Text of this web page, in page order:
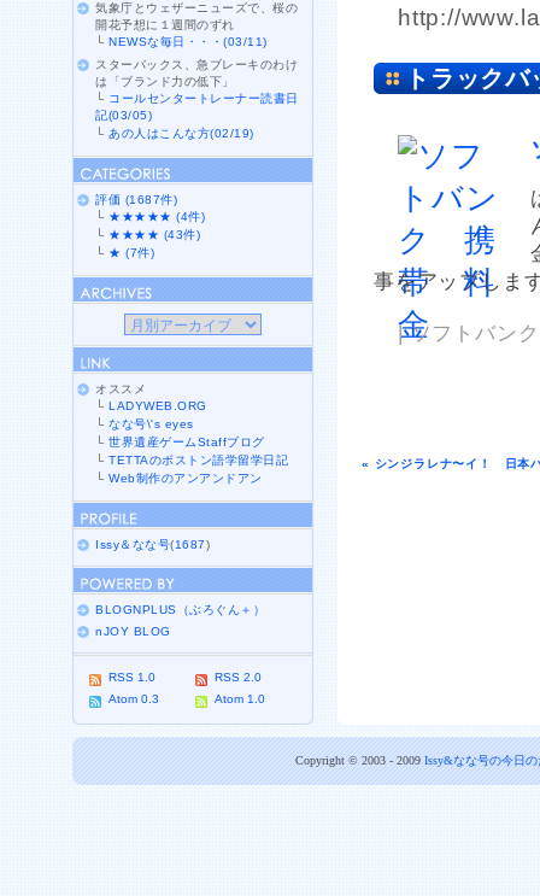
http://
トラックバ
事をアップしま
| ソフトバン
« シンジラレナ〜イ！ 日本
気象庁とウェザーニューズで、桜の
開花予想に１週間のずれ
└NEWSな毎日・・・(03/11)
スターバックス、急ブレーキのわけ
は「ブランド力の低下」
└ コールセンタートレーナー読書日
記(03/05)
└ あの人はこんな方(02/19)
評価 (1687件)
└ ★★★★★ (4件)
└ ★★★★ (43件)
└ ★ (7件)
オススメ
└LADYWEB.ORG
└なな号\'s eyes
└世界遺産ゲームStaffブログ
└TETTAのボストン語学留学日記
└Web制作のアンアンドアン
Issy＆なな号(1687)
BLOGNPLUS（ぶろぐん＋）
nJOY BLOG
RSS 1.0
RSS 2.0
Atom 0.3
Atom 1.0
Copyright © 2003 - 2009 Issy&なな号の今日